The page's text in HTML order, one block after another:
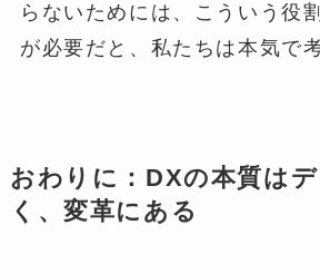
らないためには、こういう役
が必要だと、私たちは本気で
おわりに：DXの本質は
く、変革にある